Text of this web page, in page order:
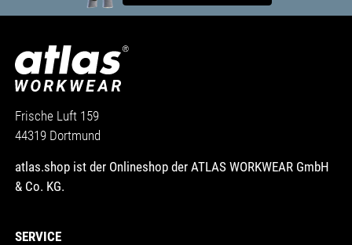
Frische Luft 159
44319 Dortmund
atlas.shop ist der Onlineshop der ATLAS WORKWEAR GmbH
& Co. KG.
SERVICE